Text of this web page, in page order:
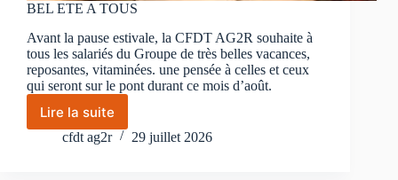
BEL ETE A TOUS
Avant la pause estivale, la CFDT AG2R souhaite à
tous les salariés du Groupe de très belles vacances,
reposantes, vitaminées. une pensée à celles et ceux
qui seront sur le pont durant ce mois d’août.
Lire la suite
BEL
ETE
cfdt ag2r 29 juillet 2026